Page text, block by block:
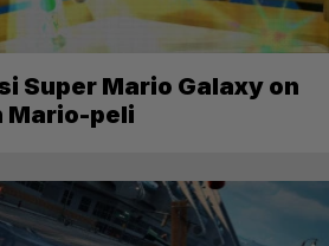
Super Mario Galaxy on
Mario-peli